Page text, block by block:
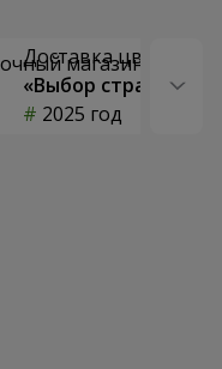
Доставка цветов
«Выбор страны»
2025 год